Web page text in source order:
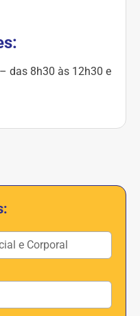
das 8h30 às 12h30 e